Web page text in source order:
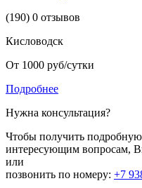
(190) 0 отзывов
Кисловодск
От 1000 руб/сутки
Подробнее
Нужна консультация?
Чтобы получить
интересующим вопросам,
или
позвонить по номеру: +7